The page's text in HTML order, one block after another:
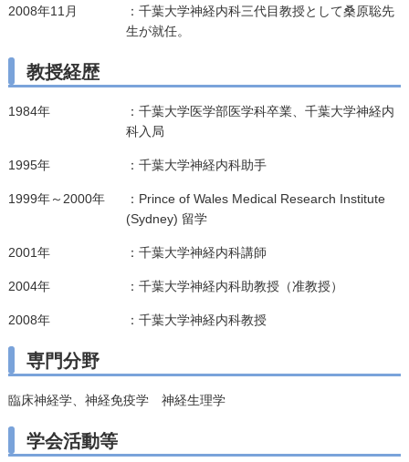
2008年11月
：千葉大学神経内科三代目教授として桑原聡先
生が就任。
教授経歴
1984年
：千葉大学医学部医学科卒業、千葉大学神経内
科入局
1995年 ：千葉大学神経内科助手
1999年～2000年
：Prince of Wales Medical Research Institute
(Sydney) 留学
2001年 ：千葉大学神経内科講師
2004年 ：千葉大学神経内科助教授（准教授）
2008年 ：千葉大学神経内科教授
専門分野
臨床神経学、神経免疫学 神経生理学
学会活動等